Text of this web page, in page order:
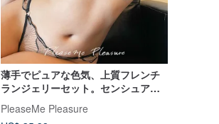
薄手でピュアな色気、上質フレンチ
ランジェリーセット。センシュアル
ャー。
PleaseMe Pleasure